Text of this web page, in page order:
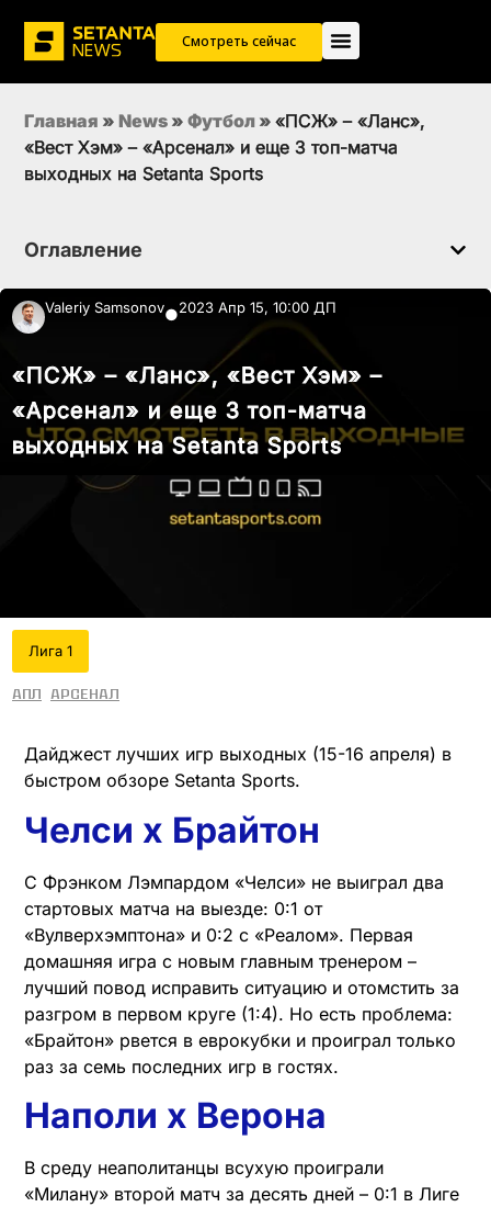
Смотреть сейчас
Главная » News » Футбол » «ПСЖ» – «Ланс»,
«Вест Хэм» – «Арсенал» и еще 3 топ-матча
выходных на Setanta Sports
Оглавление
Valeriy Samsonov●2023 Апр 15, 10:00 ДП
«ПСЖ» – «Ланс», «Вест Хэм» –
«Арсенал» и еще 3 топ-матча
выходных на Setanta Sports
Лига 1
АПЛ Арсенал
Дайджест лучших игр выходных (15-16 апреля) в
быстром обзоре Setanta Sports.
Челси х Брайтон
С Фрэнком Лэмпардом «Челси» не выиграл два
стартовых матча на выезде: 0:1 от
«Вулверхэмптона» и 0:2 с «Реалом». Первая
домашняя игра с новым главным тренером –
лучший повод исправить ситуацию и отомстить за
разгром в первом круге (1:4). Но есть проблема:
«Брайтон» рвется в еврокубки и проиграл только
раз за семь последних игр в гостях.
Наполи х Верона
В среду неаполитанцы всухую проиграли
«Милану» второй матч за десять дней – 0:1 в Лиге